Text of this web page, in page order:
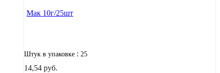
Мак 10г/25шт
Штук в упаковке : 25
14,54 руб.